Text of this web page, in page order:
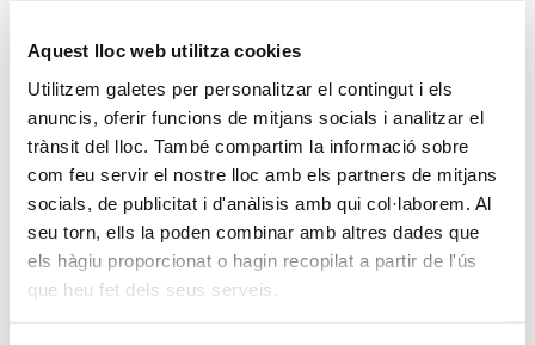
Aquest lloc web utilitza cookies
Utilitzem galetes per personalitzar el contingut i els
anuncis, oferir funcions de mitjans socials i analitzar el
trànsit del lloc. També compartim la informació sobre
com feu servir el nostre lloc amb els partners de mitjans
socials, de publicitat i d'anàlisis amb qui col·laborem. Al
seu torn, ells la poden combinar amb altres dades que
els hàgiu proporcionat o hagin recopilat a partir de l'ús
que heu fet dels seus serveis.
En concreto, el programaBecas Internacionales Bancaja 2015
ha resuelto con la concesión de cuatro becas a los estudiantes
Isabel Ibáñez Lizondo, que realizará el próximo semestre en el
grado de Historia de la Università Degli Studi de Pisa (Italia);
de Psicología en la Universidad de Gdansk (Polonia) durante
seis meses; Isabel Esperanza Manzano Aguilar, que cursará el
grado de Traducción y Mediación Interlingüística en la Université
de Liège (Bélgica); y Daniel Ruiz Emeterio, que aprovechará esta
beca para el grado de Ingeniería de Organización Industrial en